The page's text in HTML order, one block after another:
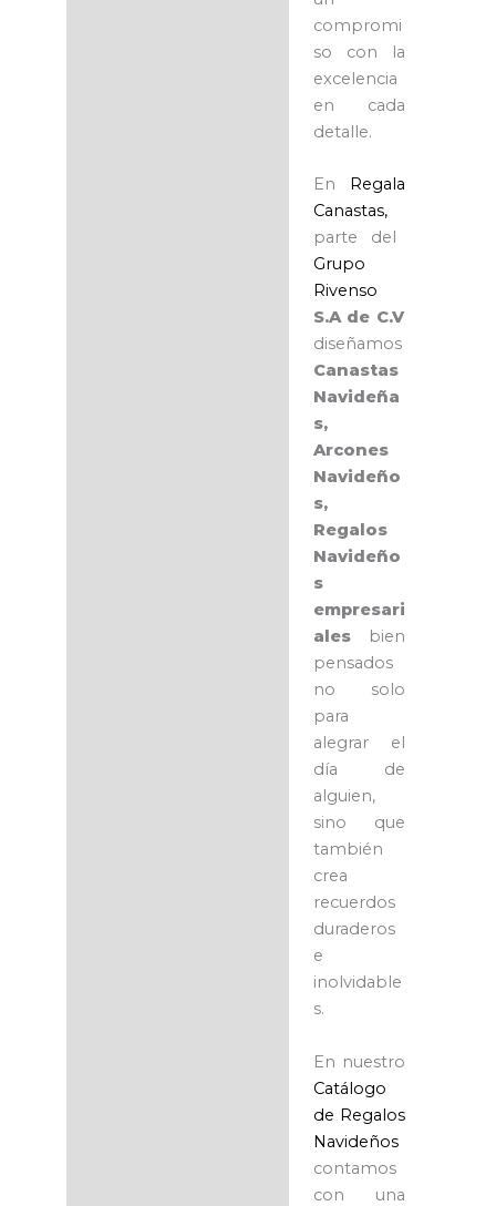
compromi
so con la
excelencia
en cada
detalle.
En
Regala
Canastas,
parte del
Grupo
Rivenso
S.A de C.V
diseñamos
Canastas
Navideña
s,
Arcones
Navideño
s,
Regalos
Navideño
s
empresari
alesbien
pensados
no solo
para
alegrar el
día de
alguien,
sino que
también
crea
recuerdos
duraderos
e
inolvidable
s.
En nuestro
Catálogo
de Regalos
Navideños
contamos
con una